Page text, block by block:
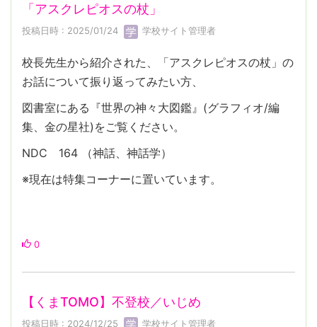
「アスクレピオスの杖」
投稿日時 : 2025/01/24 学校サイト管理者
校長先生から紹介された、「アスクレピオスの杖」の
お話について振り返ってみたい方、
図書室にある『世界の神々大図鑑』(グラフィオ/編
集、金の星社)をご覧ください。
NDC 164 （神話、神話学）
※現在は特集コーナーに置いています。
0
【くまTOMO】不登校／いじめ
投稿日時 : 2024/12/25 学校サイト管理者